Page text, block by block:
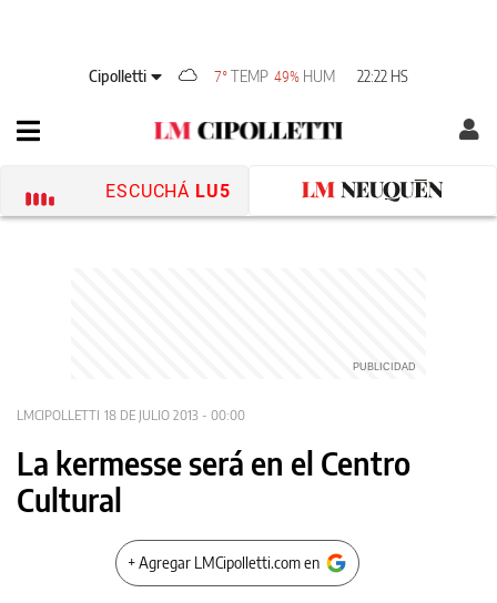
Cipolletti 7° TEMP 49% HUM 22:22 HS
ESCUCHÁ LU5
LMCIPOLLETTI 18 DE JULIO 2013 - 00:00
La kermesse será en el Centro
Cultural
+ Agregar LMCipolletti.com en